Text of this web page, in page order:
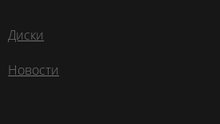
Диски
Новости